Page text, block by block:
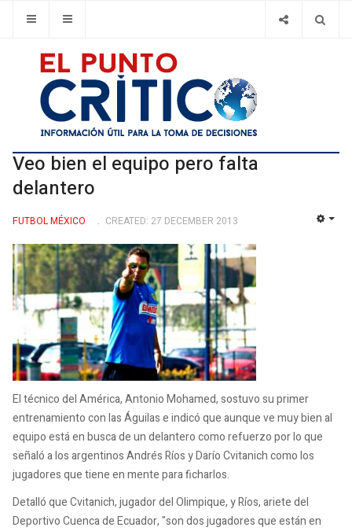
Veo bien el equipo pero falta
delantero
FUTBOL MÉXICO CREATED: 27 DECEMBER 2013
El técnico del América, Antonio Mohamed, sostuvo su primer
entrenamiento con las Águilas e indicó que aunque ve muy bien al
equipo está en busca de un delantero como refuerzo por lo que
señaló a los argentinos Andrés Ríos y Darío Cvitanich como los
jugadores que tiene en mente para ficharlos.
Detalló que Cvitanich, jugador del Olimpique, y Ríos, ariete del
Deportivo Cuenca de Ecuador, "son dos jugadores que están en